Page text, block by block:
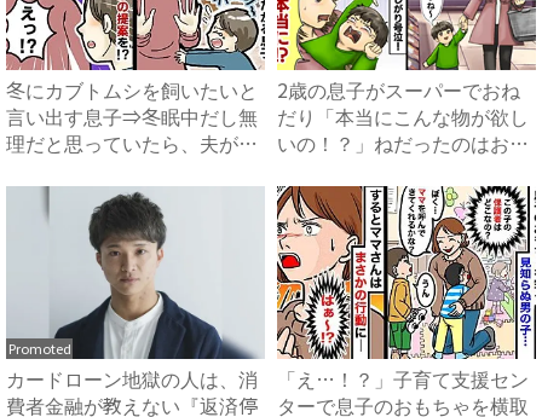
冬にカブトムシを飼いたいと
言い出す息子⇒冬眠中だし無
理だと思っていたら、夫がま
2歳の息子がスーパーでおね
だり「本当にこんな物が欲し
いの！？」ねだったのはお菓
Promoted
カードローン地獄の人は、消
費者金融が教えない『返済停
「え…！？」子育て支援セン
ターで息子のおもちゃを横取